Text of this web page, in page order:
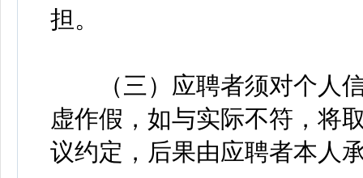
担。
（三）应聘者须对个人信
虚作假，如与实际不符，将
议约定，后果由应聘者本人